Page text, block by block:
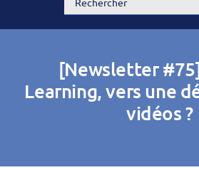
Offres d’emploi
[Newsletter
Learning, vers une
vidéos ?